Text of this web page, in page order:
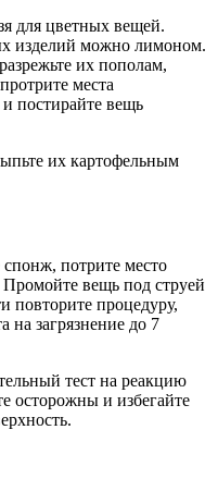
для цветных вещей.
изделий можно лимоном.
их пополам,
места
постирайте вещь
их картофельным
потрите место
Промойте вещь под струей
повторите процедуру,
на загрязнение до 7
тест на реакцию
осторожны и избегайте